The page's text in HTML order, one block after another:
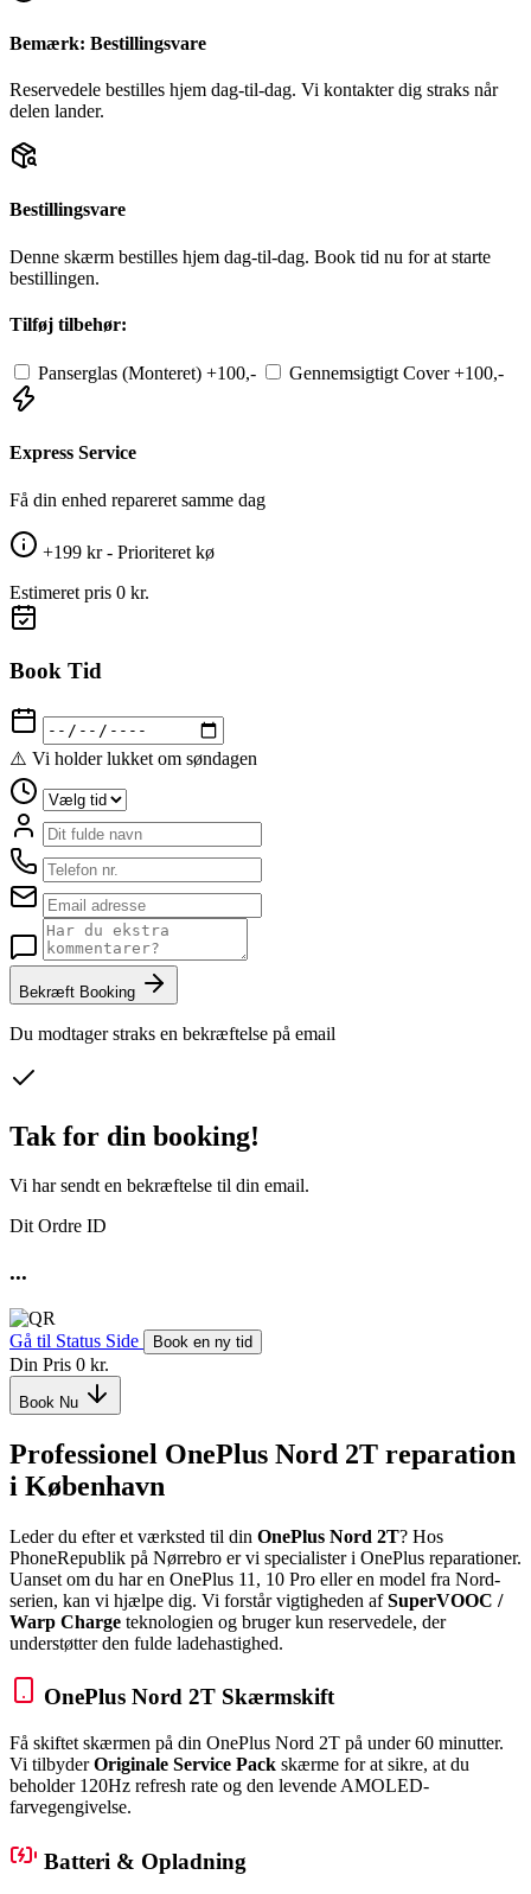
Bemærk: Bestillingsvare
Reservedele bestilles hjem dag-til-dag. Vi kontakter dig straks når
delen lander.
Bestillingsvare
Denne skærm bestilles hjem dag-til-dag. Book tid nu for at starte
bestillingen.
Tilføj tilbehør:
Panserglas (Monteret) +100,- Gennemsigtigt Cover +100,-
Express Service
Få din enhed repareret samme dag
+199 kr - Prioriteret kø
Estimeret pris 0 kr.
Book Tid
⚠️ Vi holder lukket om søndagen
Bekræft Booking
Du modtager straks en bekræftelse på email
Tak for din booking!
Vi har sendt en bekræftelse til din email.
Dit Ordre ID
...
Gå til Status Side Book en ny tid
Din Pris 0 kr.
Book Nu
Professionel OnePlus Nord 2T reparation
i København
Leder du efter et værksted til din OnePlus Nord 2T? Hos
PhoneRepublik på Nørrebro er vi specialister i OnePlus reparationer.
Uanset om du har en OnePlus 11, 10 Pro eller en model fra Nord-
serien, kan vi hjælpe dig. Vi forstår vigtigheden afSuperVOOC /
Warp Charge teknologien og bruger kun reservedele, der
understøtter den fulde ladehastighed.
OnePlus Nord 2T Skærmskift
Få skiftet skærmen på din OnePlus Nord 2T på under 60 minutter.
Vi tilbyderOriginale Service Pack skærme for at sikre, at du
beholder 120Hz refresh rate og den levende AMOLED-
farvegengivelse.
Batteri & Opladning